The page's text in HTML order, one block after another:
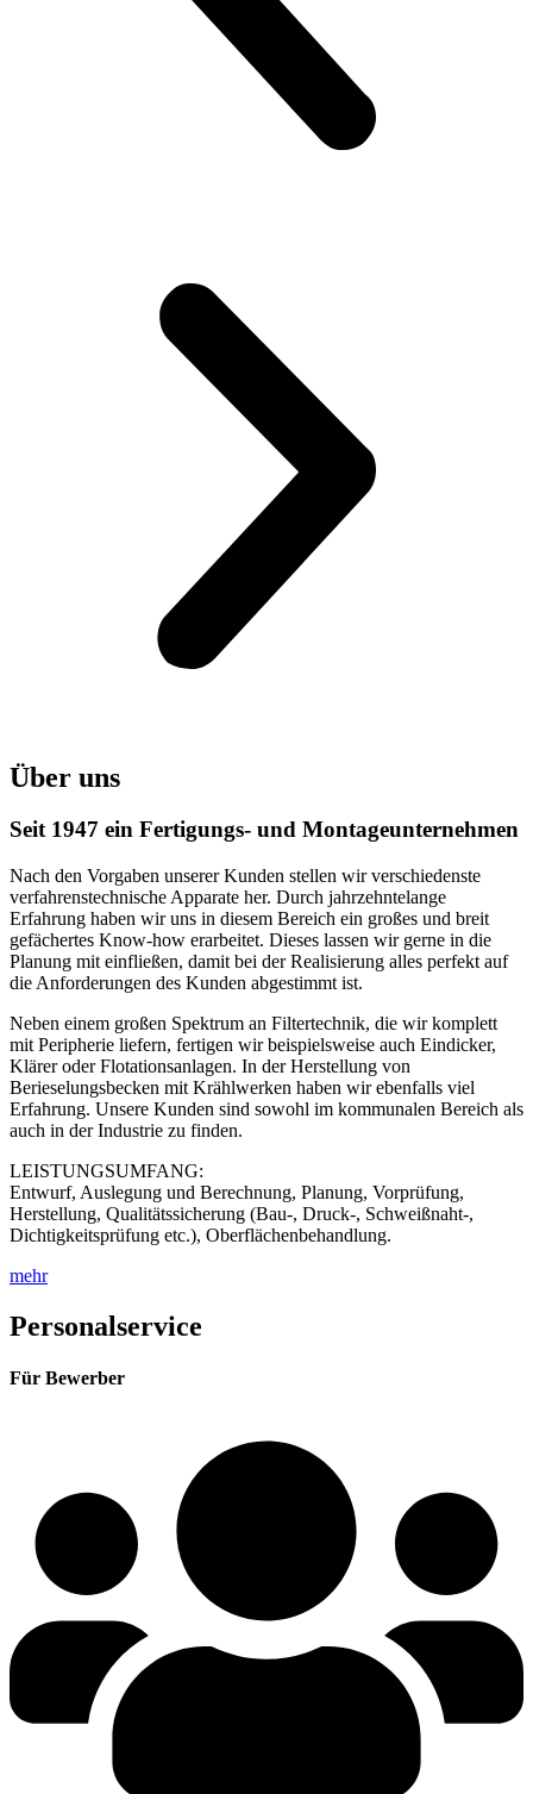
Über uns
Seit 1947 ein Fertigungs- und Montage­unternehmen
Nach den Vorgaben unserer Kunden stellen wir verschiedenste
verfahrenstechnische Apparate her. Durch jahrzehntelange
Erfahrung haben wir uns in diesem Bereich ein großes und breit
gefächertes Know-how erarbeitet. Dieses lassen wir gerne in die
Planung mit einfließen, damit bei der Realisierung alles perfekt auf
die Anforderungen des Kunden abgestimmt ist.
Neben einem großen Spektrum an Filtertechnik, die wir komplett
mit Peripherie liefern, fertigen wir beispielsweise auch Eindicker,
Klärer oder Flotationsanlagen. In der Herstellung von
Berieselungsbecken mit Krählwerken haben wir ebenfalls viel
Erfahrung. Unsere Kunden sind sowohl im kommunalen Bereich als
auch in der Industrie zu finden.
LEISTUNGSUMFANG:
Entwurf, Auslegung und Berechnung, Planung, Vorprüfung,
Herstellung, Qualitätssicherung (Bau-, Druck-, Schweißnaht-,
Dichtigkeitsprüfung etc.), Oberflächenbehandlung.
mehr
Personalservice
Für Bewerber